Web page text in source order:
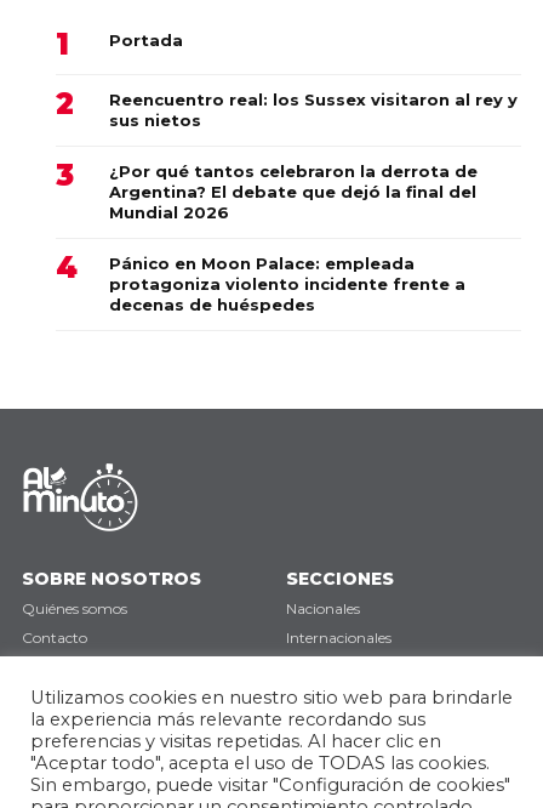
Portada
Reencuentro real: los Sussex visitaron al rey y
sus nietos
¿Por qué tantos celebraron la derrota de
Argentina? El debate que dejó la final del
Mundial 2026
Pánico en Moon Palace: empleada
protagoniza violento incidente frente a
decenas de huéspedes
SOBRE NOSOTROS
Quiénes somos
Contacto
SECCIONES
Nacionales
Internacionales
Opinión
SÍGUENOS
Utilizamos cookies en nuestro sitio web para brindarle
la experiencia más relevante recordando sus
preferencias y visitas repetidas. Al hacer clic en
"Aceptar todo", acepta el uso de TODAS las cookies.
Sin embargo, puede visitar "Configuración de cookies"